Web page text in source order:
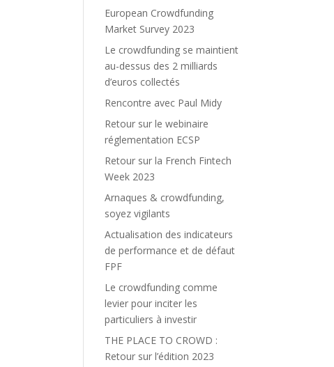
European Crowdfunding
Market Survey 2023
Le crowdfunding se maintient
au-dessus des 2 milliards
d’euros collectés
Rencontre avec Paul Midy
Retour sur le webinaire
réglementation ECSP
Retour sur la French Fintech
Week 2023
Arnaques & crowdfunding,
soyez vigilants
Actualisation des indicateurs
de performance et de défaut
FPF
Le crowdfunding comme
levier pour inciter les
particuliers à investir
THE PLACE TO CROWD :
Retour sur l’édition 2023